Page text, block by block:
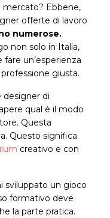
mercato? Ebbene,
offerte di lavoro
numerose.
non solo in Italia,
un’esperienza
giusta.
di
qual è il modo
Questa
Questo significa
creativo e con
sviluppato un gioco
formativo deve
la parte pratica.